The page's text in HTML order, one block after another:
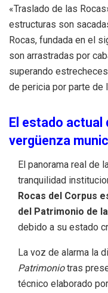
«Traslado de las
estructuras son
Rocas, fundada en el
son arrastradas por
superando
de pericia por parte de
El estado actual
vergüenza
El panorama real de
tranquilidad
Rocas del Corpus
del Patrimonio de
debido a su estado
La voz de alarma la
Patrimoniotras
técnico elaborado